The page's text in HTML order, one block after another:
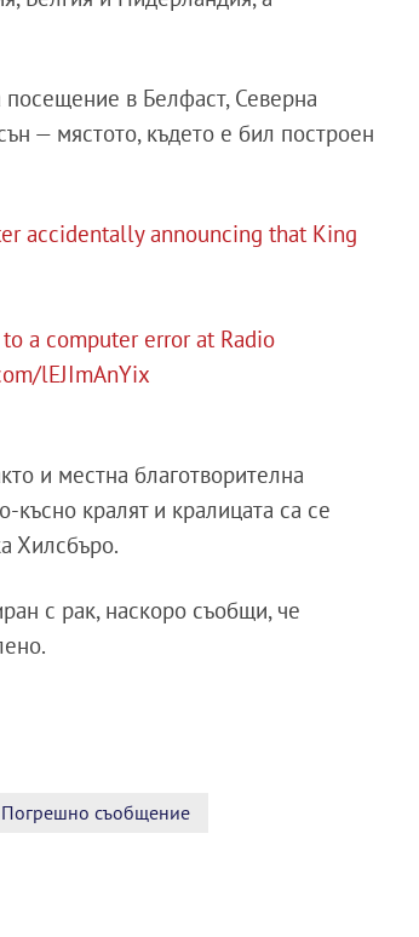
посещение в Белфаст, Северна
— мястото, където е бил построен
accidentally announcing that King
a computer error at Radio
lEJImAnYix
и местна благотворителна
късно кралят и кралицата са се
Хилсбъро.
с рак, наскоро съобщи, че
Погрешно съобщение